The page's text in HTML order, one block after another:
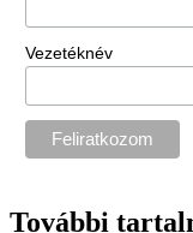
Vezetéknév
További